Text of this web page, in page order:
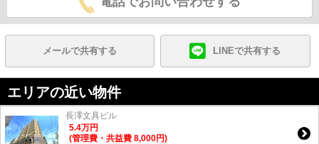
メールで共有する LINEで共有する
エリアの近い物件
長澤文具ビル
5.4万円
(管理費・共益費 8,000円)